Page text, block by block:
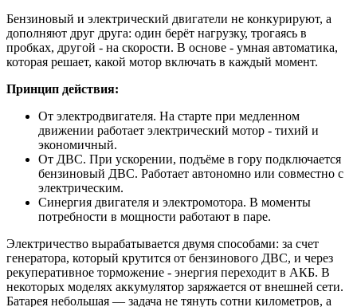
Бензиновый и электрический двигатели не конкурируют, а
дополняют друг друга: один берёт нагрузку, трогаясь в
пробках, другой - на скорости. В основе - умная автоматика,
которая решает, какой мотор включать в каждый момент.
Принцип действия:
От электродвигателя. На старте при медленном
движении работает электрический мотор - тихий и
экономичный.
От ДВС. При ускорении, подъёме в гору подключается
бензиновый ДВС. Работает автономно или совместно с
электрическим.
Синергия двигателя и электромотора. В моменты
потребности в мощности работают в паре.
Электричество вырабатывается двумя способами: за счет
генератора, который крутится от бензинового ДВС, и через
рекуперативное торможение - энергия переходит в АКБ. В
некоторых моделях аккумулятор заряжается от внешней сети.
Батарея небольшая — задача не тянуть сотни километров, а